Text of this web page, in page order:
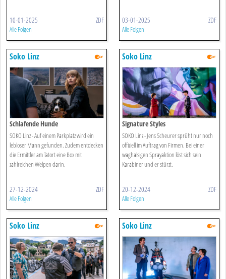
10-01-2025 ZDF
Alle Folgen
03-01-2025 ZDF
Alle Folgen
Soko Linz
Schlafende Hunde
SOKO Linz - Auf einem Parkplatz wird ein
lebloser Mann gefunden. Zudem entdecken
die Ermittler am Tatort eine Box mit
zahlreichen Welpen darin.
27-12-2024 ZDF
Alle Folgen
Soko Linz
Signature Styles
SOKO Linz - Jens Scheurer sprüht nur noch
offiziell im Auftrag von Firmen. Bei einer
waghalsigen Sprayaktion löst sich sein
Karabiner und er stürzt.
20-12-2024 ZDF
Alle Folgen
Soko Linz Soko Linz